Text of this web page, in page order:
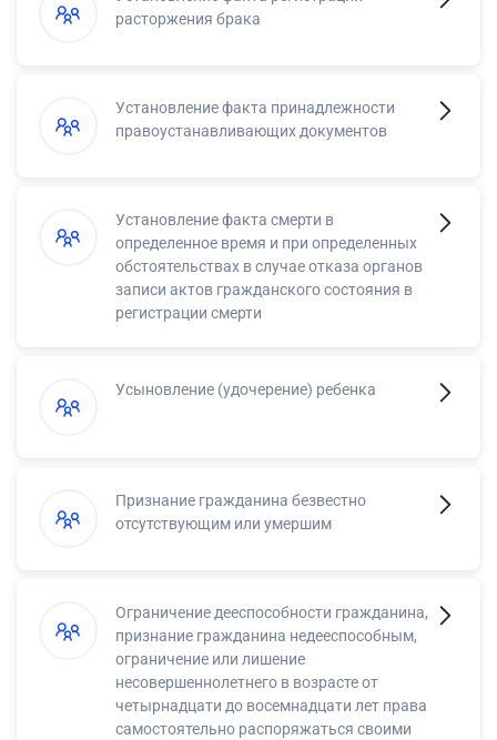
расторжения брака
Установление факта принадлежности
правоустанавливающих документов
Установление факта смерти в
определенное время и при определенных
обстоятельствах в случае отказа органов
записи актов гражданского состояния в
регистрации смерти
Усыновление (удочерение) ребенка
Признание гражданина безвестно
отсутствующим или умершим
Ограничение дееспособности гражданина,
признание гражданина недееспособным,
ограничение или лишение
несовершеннолетнего в возрасте от
четырнадцати до восемнадцати лет права
самостоятельно распоряжаться своими